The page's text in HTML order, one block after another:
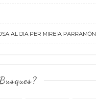
AL DIA PER MIREIA PARRAMÓN